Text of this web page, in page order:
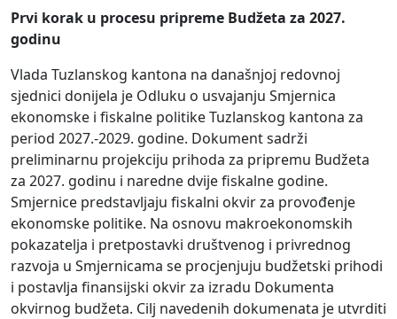
Prvi korak u procesu pripreme Budžeta za 2027.
godinu
Vlada Tuzlanskog kantona na današnjoj redovnoj
sjednici donijela je Odluku o usvajanju Smjernica
ekonomske i fiskalne politike Tuzlanskog kantona za
period 2027.-2029. godine. Dokument sadrži
preliminarnu projekciju prihoda za pripremu Budžeta
za 2027. godinu i naredne dvije fiskalne godine.
Smjernice predstavljaju fiskalni okvir za provođenje
ekonomske politike. Na osnovu makroekonomskih
pokazatelja i pretpostavki društvenog i privrednog
razvoja u Smjernicama se procjenjuju budžetski prihodi
i postavlja finansijski okvir za izradu Dokumenta
okvirnog budžeta. Cilj navedenih dokumenata je utvrditi